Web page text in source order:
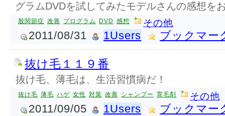
グラムDVDを試してみたモデルさんの感想を
股関節症 改善 プログラム DVD 感想 その他
2011/08/31 1Users ブックマー
抜け毛１１９番
抜け毛、薄毛は、生活習慣病だ！
抜け毛 薄毛 ハゲ 女性 対策 改善 シャンプー 育毛剤 その他
2011/09/05 1Users ブックマー